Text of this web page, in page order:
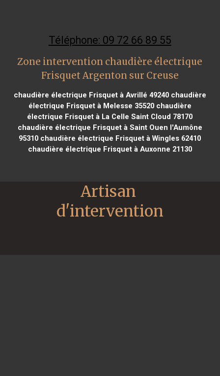
Téléphone: 09 72 66 89 55
Zone intervention chaudière électrique
Frisquet Argenton sur Creuse
chaudière électrique Frisquet à Avrillé 49240chaudière
électrique Frisquet à Melesse 35520chaudière
électrique Frisquet à La Celle Saint Cloud 78170
chaudière électrique Frisquet à Saint Ouen l'Aumône
95310 chaudière électrique Frisquet à Wingles 62410
chaudière électrique Frisquet à Auxonne 21130
Artisan
d'intervention